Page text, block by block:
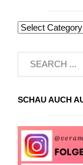
SCHAU AUCH